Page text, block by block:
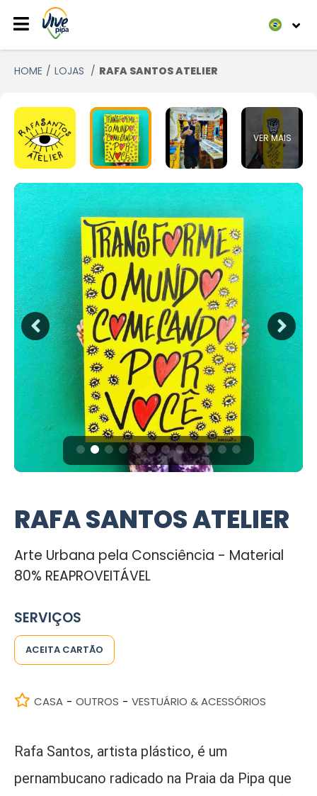
HOME LOJAS RAFA SANTOS ATELIER
VER MAIS
RAFA SANTOS ATELIER
Arte Urbana pela Consciência - Material
80% REAPROVEITÁVEL
SERVIÇOS
ACEITA CARTÃO
CASA - OUTROS - VESTUÁRIO & ACESSÓRIOS
Rafa Santos, artista plástico, é um
pernambucano radicado na Praia da Pipa que